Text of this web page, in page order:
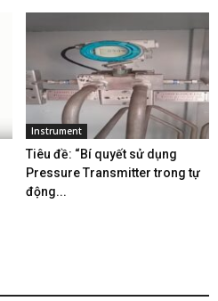
Instrument
Tiêu đề: “Bí quyết sử dụng
Pressure Transmitter trong tự
động...